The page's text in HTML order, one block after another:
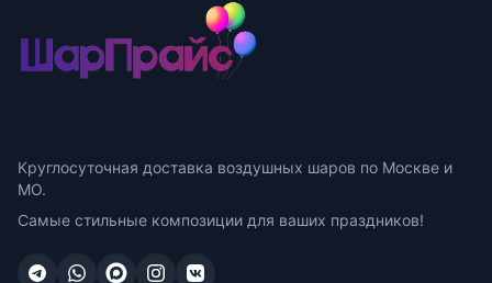
Круглосуточная доставка воздушных шаров по Москве и
МО.
Самые стильные композиции для ваших праздников!